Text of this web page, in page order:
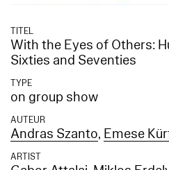
TITEL
With the Eyes of Others:
Sixties and Seventies
TYPE
on group show
AUTEUR
Andras Szanto, Emese
ARTIST